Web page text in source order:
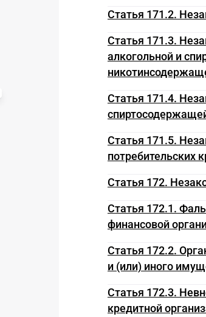
Статья 171.2.
Статья 171.3.
алкогольной и
Статья 171.4.
Статья 171.5.
потребительских
Статья 172.
Статья 172.1.
финансовой
Статья 172.2.
и (или) иного
Статья 172.3.
кредитной